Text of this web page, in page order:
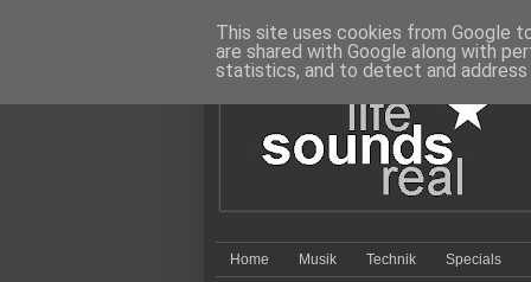
Home Musik Technik Specials
This site uses cookies from Google
are shared with Google along with
statistics, and to detect and address